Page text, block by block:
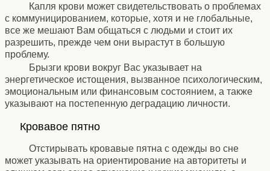
Капля крови может свидетельствовать о проблемах
с коммуницированием, которые, хотя и не глобальные,
все же мешают Вам общаться с людьми и стоит их
разрешить, прежде чем они вырастут в большую
проблему.
Брызги крови вокруг Вас указывает на
энергетическое истощения, вызванное психологическим,
эмоциональным или финансовым состоянием, а также
указывают на постепенную деградацию личности.
Кровавое пятно
Отстирывать кровавые пятна с одежды во сне
может указывать на ориентирование на авторитеты и